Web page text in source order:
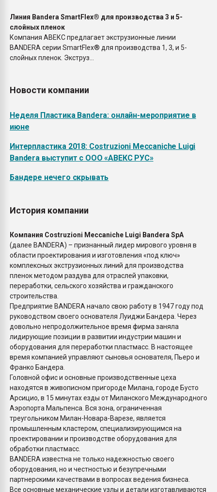
Линия Bandera SmartFlex® для производства 3 и 5-
слойных пленок
Компания АВЕКС предлагает экструзионные линии
BANDERA серии SmartFlex® для производства 1, 3, и 5-
слойных пленок. Экструз...
Новости компании
Неделя Пластика Bandera: онлайн-мероприятие в
июне
Интерпластика 2018: Costruzioni Meccaniche Luigi
Bandera выступит с ООО «АВЕКС РУС»
Бандере нечего скрывать
История компании
Компания Costruzioni Meccaniche Luigi Bandera SpA
(далее BANDERA) – признанный лидер мирового уровня в
области проектирования и изготовления «под ключ»
комплексных экструзионных линий для производства
пленок методом раздува для отраслей упаковки,
переработки, сельского хозяйства и гражданского
строительства.
Предприятие BANDERA начало свою работу в 1947 году под
руководством своего основателя Луиджи Бандера. Через
довольно непродолжительное время фирма заняла
лидирующие позиции в развитии индустрии машин и
оборудования для переработки пластмасс. В настоящее
время компанией управляют сыновья основателя, Пьеро и
Франко Бандера.
Головной офис и основные производственные цеха
находятся в живописном пригороде Милана, городе Бусто
Арсицио, в 15 минутах езды от Миланского Международного
Аэропорта Мальпенса. Вся зона, ограниченная
треугольником Милан-Новара-Варезе, является
промышленным кластером, специализирующимся на
проектировании и производстве оборудования для
обработки пластмасс.
BANDERA известна не только надежностью своего
оборудования, но и честностью и безупречными
партнерскими качествами в вопросах ведения бизнеса.
Все основные механические узлы и детали изготавливаются